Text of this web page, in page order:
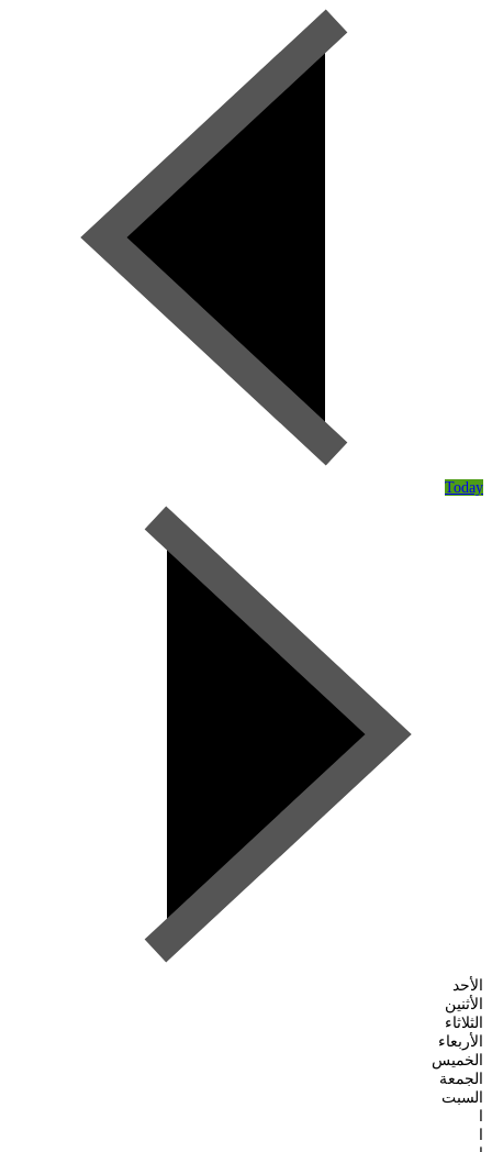
Today
الأحد
الأثنين
الثلاثاء
الأربعاء
الخميس
الجمعة
السبت